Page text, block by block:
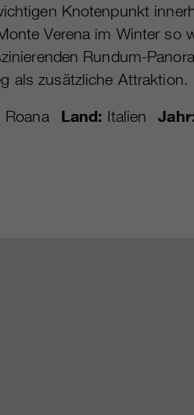
Knotenpunkt
Verena im Winter so
Rundum-
als zusätzliche Attraktion.
Roana Land: Italien